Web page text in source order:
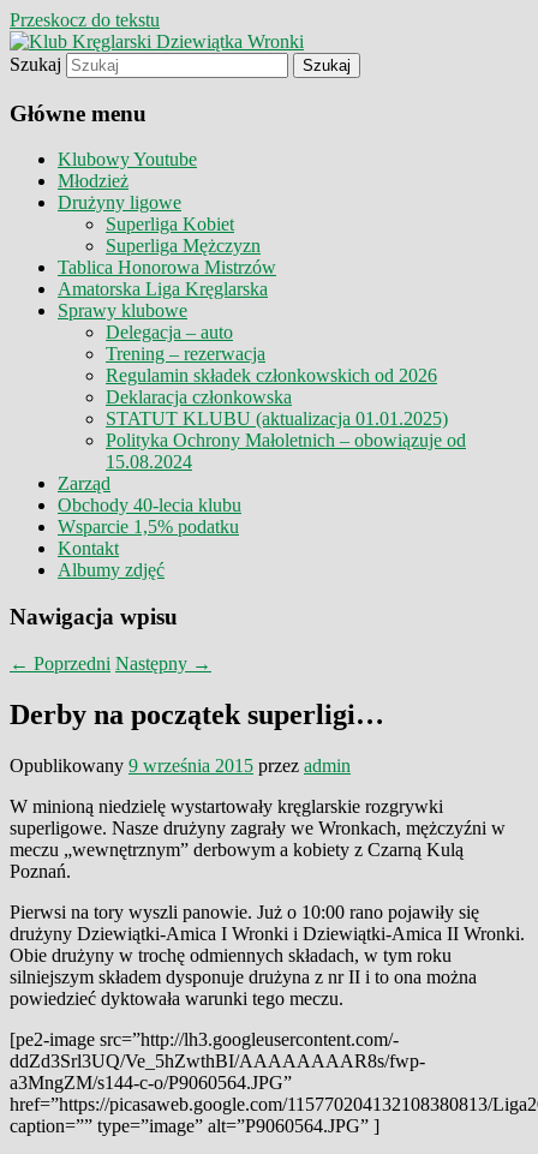
Przeskocz do tekstu
Klub Kręglarski Dziewiątka
Wronki
Klub Kręglarski Dziewiątka Wronki
Szukaj
Główne menu
Klubowy Youtube
Młodzież
Drużyny ligowe
Superliga Kobiet
Superliga Mężczyzn
Tablica Honorowa Mistrzów
Amatorska Liga Kręglarska
Sprawy klubowe
Delegacja – auto
Trening – rezerwacja
Regulamin składek członkowskich od 2026
Deklaracja członkowska
STATUT KLUBU (aktualizacja 01.01.2025)
Polityka Ochrony Małoletnich – obowiązuje od
15.08.2024
Zarząd
Obchody 40-lecia klubu
Wsparcie 1,5% podatku
Kontakt
Albumy zdjęć
Nawigacja wpisu
← Poprzedni Następny →
Derby na początek superligi…
Opublikowany 9 września 2015 przez admin
W minioną niedzielę wystartowały kręglarskie rozgrywki
superligowe. Nasze drużyny zagrały we Wronkach, mężczyźni w
meczu „wewnętrznym” derbowym a kobiety z Czarną Kulą
Poznań.
Pierwsi na tory wyszli panowie. Już o 10:00 rano pojawiły się
drużyny Dziewiątki-Amica I Wronki i Dziewiątki-Amica II Wronki.
Obie drużyny w trochę odmiennych składach, w tym roku
silniejszym składem dysponuje drużyna z nr II i to ona można
powiedzieć dyktowała warunki tego meczu.
[pe2-image src=”http://lh3.googleusercontent.com/-
ddZd3Srl3UQ/Ve_5hZwthBI/AAAAAAAAR8s/fwp-
a3MngZM/s144-c-o/P9060564.JPG”
href=”https://picasaweb.google.com/115770204132108380813/
caption=”” type=”image” alt=”P9060564.JPG” ]